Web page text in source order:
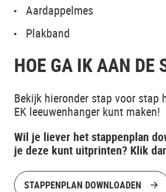
Aardappelmes
Plakband
HOE GA IK AAN DE
Bekijk hieronder stap voor stap
EK leeuwenhanger kunt maken!
Wil je liever het stappenplan
je deze kunt uitprinten? Klik
STAPPENPLAN DOWNLOADEN